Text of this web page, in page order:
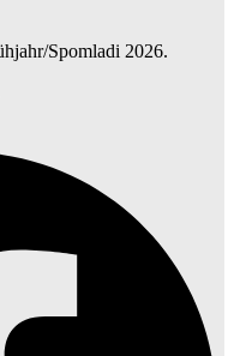
Spomladi 2026.